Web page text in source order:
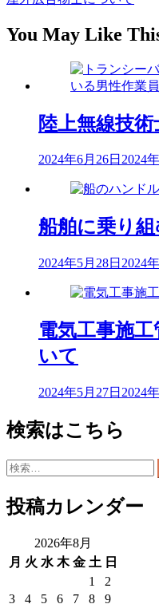
ビ
You May Like
陸上無線技
2024年6月26日 2024
船舶に乗り
2024年5月28日 2024
電気工事施
いて
2024年5月27日 2024
検索はこちら
検
投稿カレンダー
2026年8月
月 火 水 木 金 土 日
1
2
3
4 5 6 7 8
9